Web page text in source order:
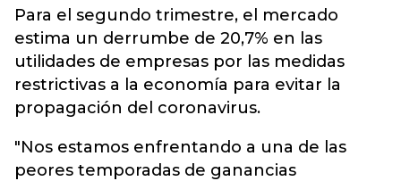
Para el segundo trimestre, el mercado
estima un derrumbe de 20,7% en las
utilidades de empresas por las medidas
restrictivas a la economía para evitar la
propagación del coronavirus.
"Nos estamos enfrentando a una de las
peores temporadas de ganancias